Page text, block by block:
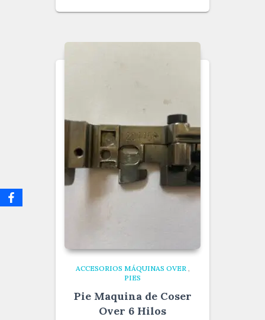
ACCESORIOS MÁQUINAS OVER
PIES
Pie Maquina de Coser
Over 6 Hilos